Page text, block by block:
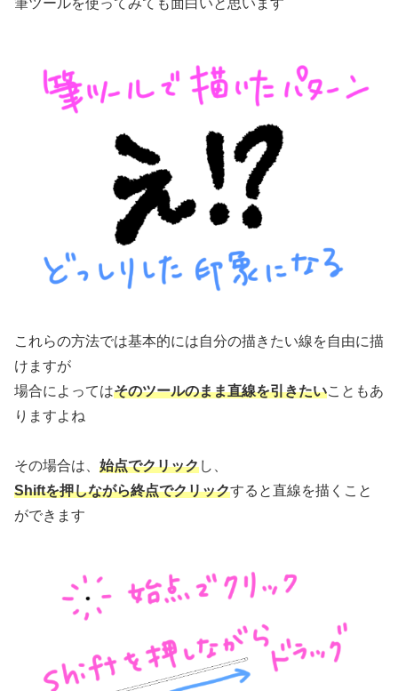
筆ツールを使ってみても面白いと思います
これらの方法では基本的には自分の描きたい線を自由に描
けますが
場合によってはそのツールのまま直線を引きたいこともあ
りますよね
その場合は、 始点でクリックし、
Shiftを押しながら終点でクリックすると直線を描くこと
ができます